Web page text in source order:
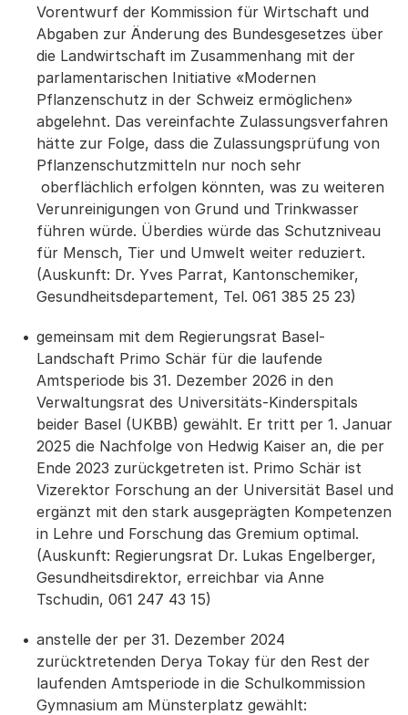
Vorentwurf der Kommission für Wirtschaft und
Abgaben zur Änderung des Bundesgesetzes über
die Landwirtschaft im Zusammenhang mit der
parlamentarischen Initiative «Modernen
Pflanzenschutz in der Schweiz ermöglichen»
abgelehnt. Das vereinfachte Zulassungsverfahren
hätte zur Folge, dass die Zulassungsprüfung von
Pflanzenschutzmitteln nur noch sehr
oberflächlich erfolgen könnten, was zu weiteren
Verunreinigungen von Grund und Trinkwasser
führen würde. Überdies würde das Schutzniveau
für Mensch, Tier und Umwelt weiter reduziert.
(Auskunft: Dr. Yves Parrat, Kantonschemiker,
Gesundheitsdepartement, Tel. 061 385 25 23)
gemeinsam mit dem Regierungsrat Basel-
Landschaft Primo Schär für die laufende
Amtsperiode bis 31. Dezember 2026 in den
Verwaltungsrat des Universitäts-Kinderspitals
beider Basel (UKBB) gewählt. Er tritt per 1. Januar
2025 die Nachfolge von Hedwig Kaiser an, die per
Ende 2023 zurückgetreten ist. Primo Schär ist
Vizerektor Forschung an der Universität Basel und
ergänzt mit den stark ausgeprägten Kompetenzen
in Lehre und Forschung das Gremium optimal.
(Auskunft: Regierungsrat Dr. Lukas Engelberger,
Gesundheitsdirektor, erreichbar via Anne
Tschudin, 061 247 43 15)
anstelle der per 31. Dezember 2024
zurücktretenden Derya Tokay für den Rest der
laufenden Amtsperiode in die Schulkommission
Gymnasium am Münsterplatz gewählt: